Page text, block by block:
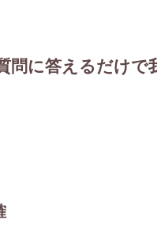
問に答えるだけ